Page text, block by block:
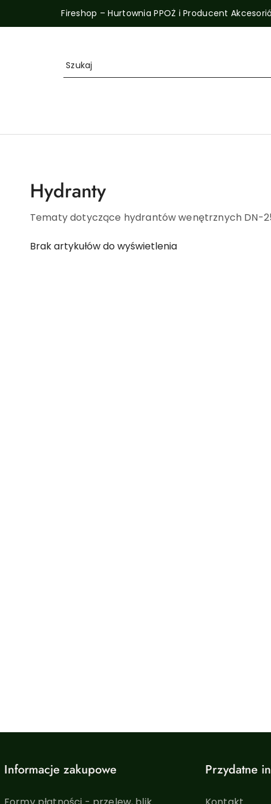
Fireshop – Hurtownia PPOŻ i Producent
Hydranty
Tematy dotyczące hydrantów wenętrznych DN-
Brak artykułów do wyświetlenia
Informacje zakupowe Przydatne